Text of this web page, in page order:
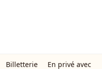
Billetterie En privé avec